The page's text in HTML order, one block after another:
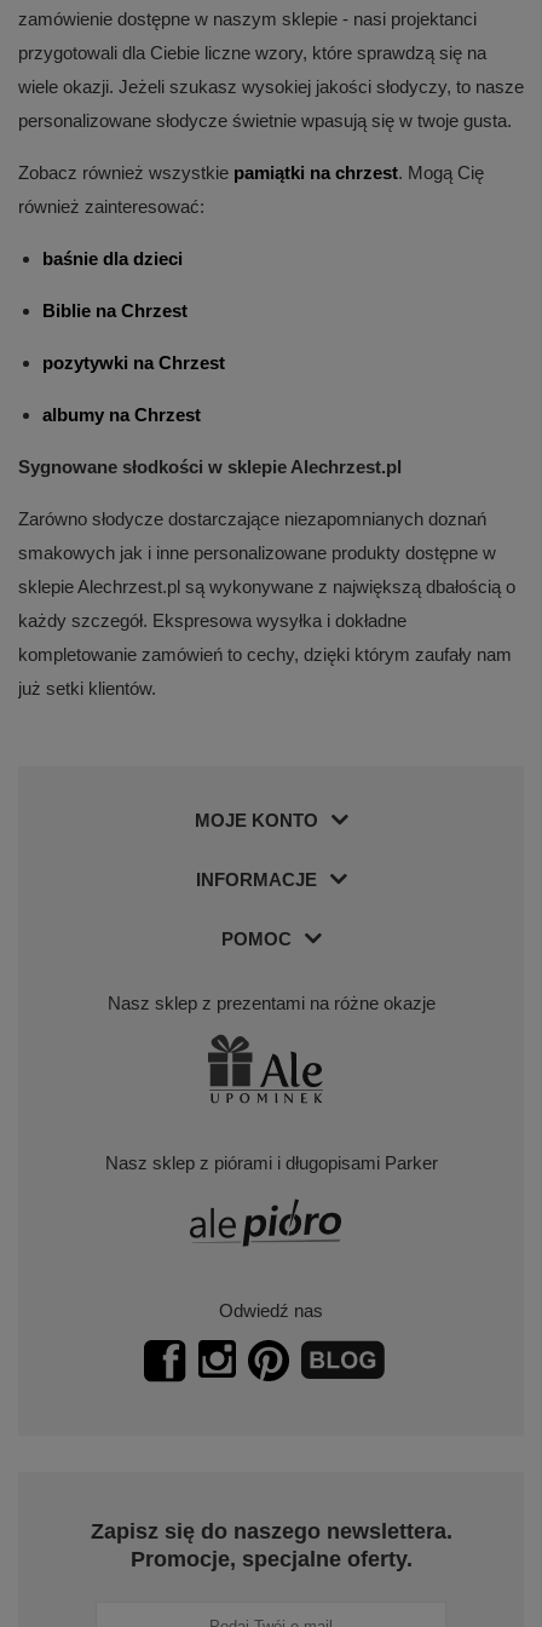
zamówienie dostępne w naszym sklepie - nasi projektanci
przygotowali dla Ciebie liczne wzory, które sprawdzą się na
wiele okazji. Jeżeli szukasz wysokiej jakości słodyczy, to nasze
personalizowane słodycze świetnie wpasują się w twoje gusta.
Zobacz również wszystkie pamiątki na chrzest. Mogą Cię
również zainteresować:
baśnie dla dzieci
Biblie na Chrzest
pozytywki na Chrzest
albumy na Chrzest
Sygnowane słodkości w sklepie Alechrzest.pl
Zarówno słodycze dostarczające niezapomnianych doznań
smakowych jak i inne personalizowane produkty dostępne w
sklepie Alechrzest.pl są wykonywane z największą dbałością o
każdy szczegół. Ekspresowa wysyłka i dokładne
kompletowanie zamówień to cechy, dzięki którym zaufały nam
już setki klientów.
MOJE KONTO
INFORMACJE
POMOC
Nasz sklep z prezentami na różne okazje
Nasz sklep z piórami i długopisami Parker
Odwiedź nas
Zapisz się do naszego newslettera.
Promocje, specjalne oferty.